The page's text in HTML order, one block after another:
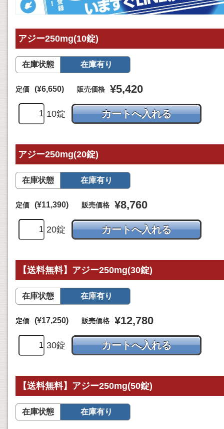
アジー250mg(10錠)
在庫状態 在庫有り
定価 (¥6,650) 販売価格 ¥5,420
10錠
アジー250mg(20錠)
在庫状態 在庫有り
定価 (¥11,390) 販売価格 ¥8,760
20錠
【送料無料】アジー250mg(30錠)
在庫状態 在庫有り
定価 (¥17,250) 販売価格 ¥12,780
30錠
【送料無料】アジー250mg(50錠)
在庫状態 在庫有り